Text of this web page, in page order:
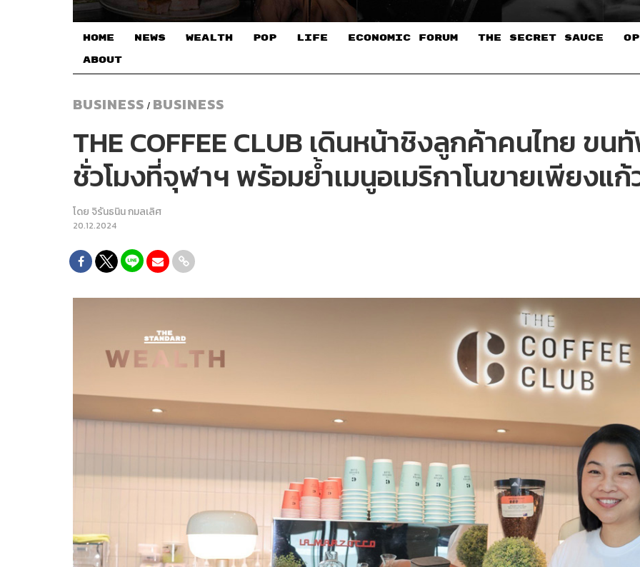
HOME NEWS WEALTH POP LIFE ECONOMIC FORUM THE SECRET SAUCE​
ABOUT
BUSINESS / BUSINESS
THE COFFEE CLUB เดินหน้าชิงลูกค้าคนไทย ข
ชั่วโมงที่จุฬาฯ พร้อมย้ำเมนูอเมริกาโนขายเพียงแ
โดย จิรันธนิน กมลเลิศ
20.12.2024